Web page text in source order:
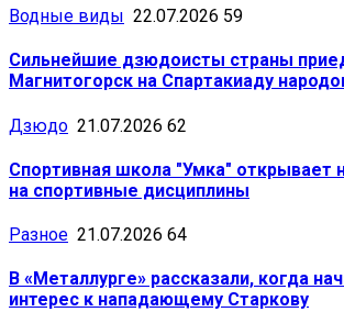
Водные виды 22.07.2026 59
Сильнейшие дзюдоисты страны
Магнитогорск на Спартакиаду
Дзюдо 21.07.2026 62
Спортивная школа "Умка" открывает
на спортивные дисциплины
Разное 21.07.2026 64
В «Металлурге» рассказали, когда
интерес к нападающему Старкову